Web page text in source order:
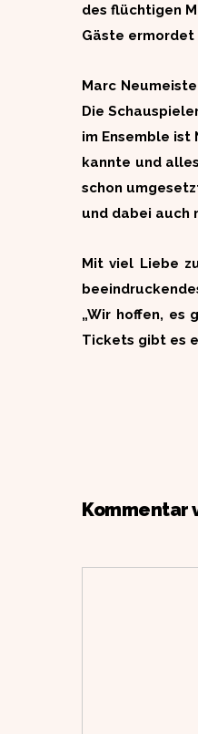
des flüchtigen
Gäste ermordet
Marc
Die
im Ensemble
kannte und
schon
und dabei auch
Mit viel Liebe
„Wir hoffen, es
Tickets gibt es
Kommentar